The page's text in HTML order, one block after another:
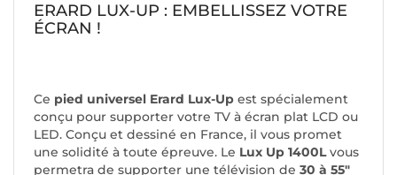
ERARD LUX-UP : EMBELLISSEZ VOTRE
ÉCRAN !
Ce pied universel Erard Lux-Up est spécialement
conçu pour supporter votre TV à écran plat LCD ou
LED. Conçu et dessiné en France, il vous promet
une solidité à toute épreuve. Le Lux Up 1400Lvous
permetra de supporter une télévision de 30 à 55"